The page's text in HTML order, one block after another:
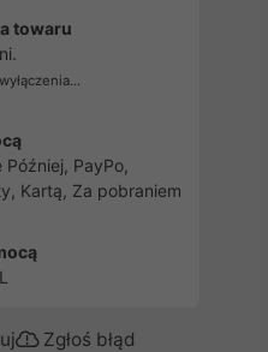
towaru
Później, PayPo,
Kartą, Za pobraniem
Zgłoś błąd